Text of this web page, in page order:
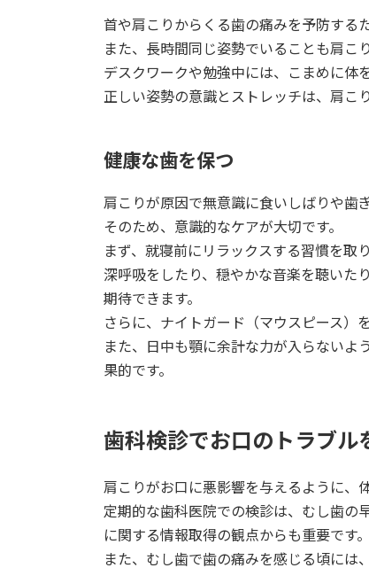
首や肩こりからくる歯の痛みを予防する
また、長時間同じ姿勢でいることも肩こ
デスクワークや勉強中には、こまめに体
正しい姿勢の意識とストレッチは、肩こ
健康な歯を保つ
肩こりが原因で無意識に食いしばりや歯
そのため、意識的なケアが大切です。
まず、就寝前にリラックスする習慣を取
深呼吸をしたり、穏やかな音楽を聴いた
期待できます。
さらに、ナイトガード（マウスピース）
また、日中も顎に余計な力が入らないよ
果的です。
歯科検診でお口のトラブル
肩こりがお口に悪影響を与えるように、
定期的な歯科医院での検診は、むし歯の
に関する情報取得の観点からも重要です。
また、むし歯で歯の痛みを感じる頃には